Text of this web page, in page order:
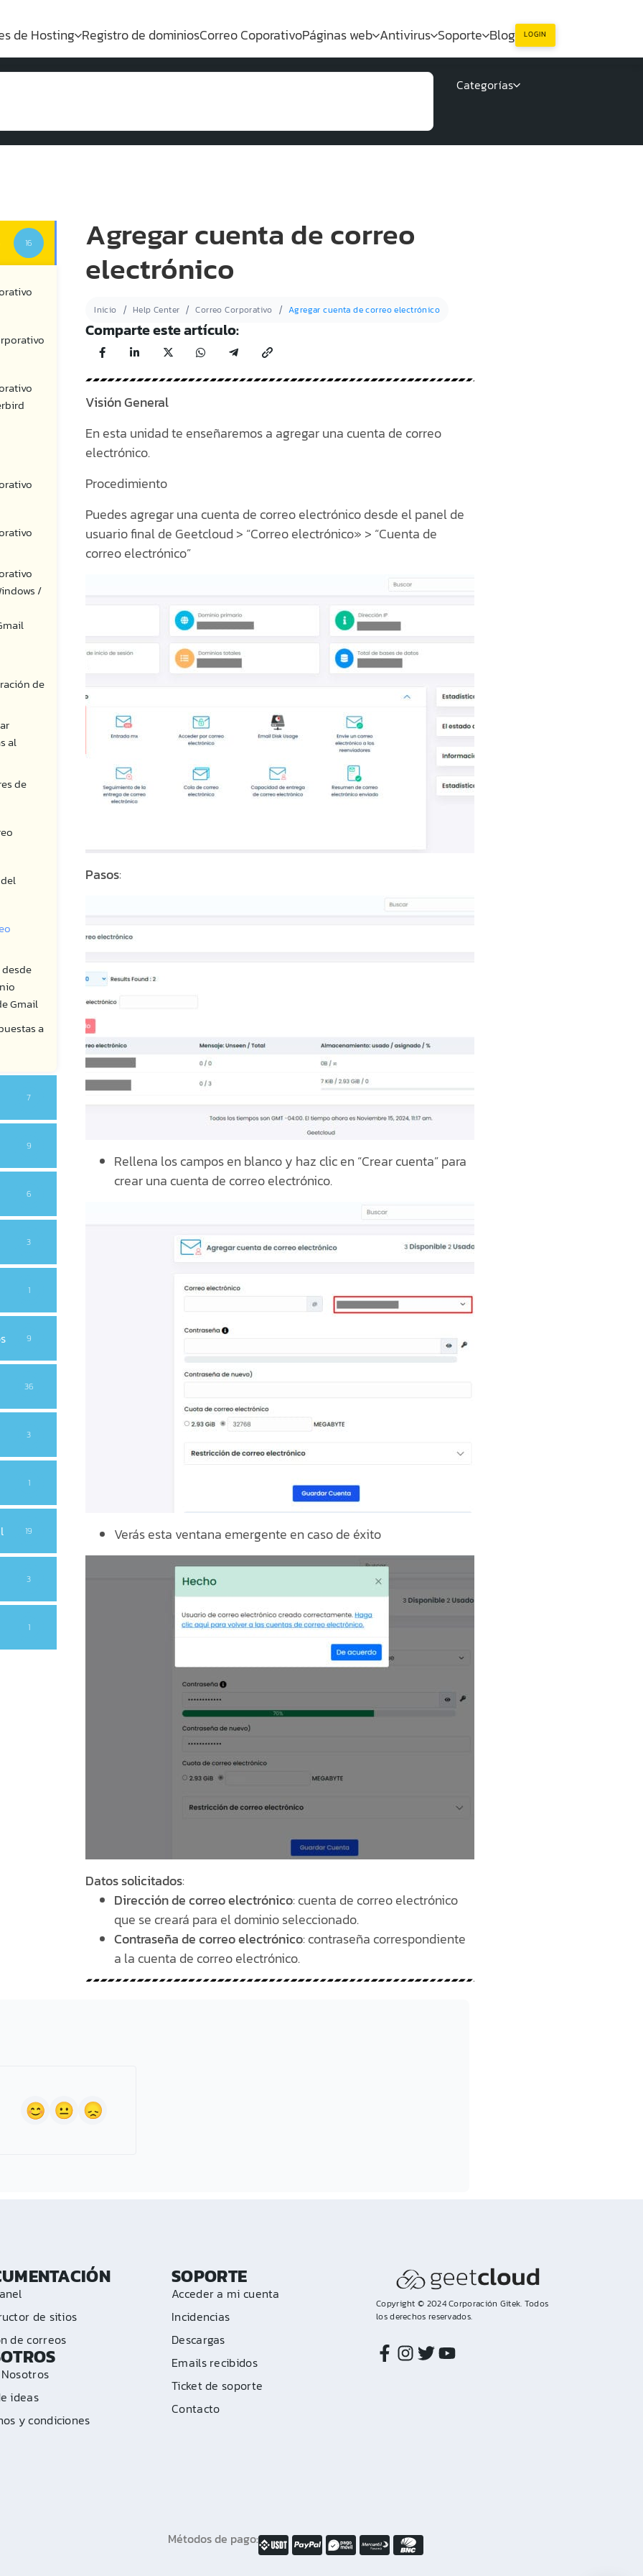
de Hosting Registro de dominiosCorreo CoporativoPáginas web Antivirus Soporte Blog LOGIN
Categorías
16
/
de
al
de
Gmail
a
7
9
6
3
1
9
36
3
1
19
3
1
Agregar cuenta de correo
electrónico
Inicio Help Center Correo Corporativo Agregar cuenta de correo electrónico
Comparte este artículo:
Visión General
En esta unidad te enseñaremos a agregar una cuenta de correo
electrónico.
Procedimiento
Puedes agregar una cuenta de correo electrónico desde el panel de
usuario final de Geetcloud > “Correo electrónico» > “Cuenta de
correo electrónico”
Pasos:
Rellena los campos en blanco y haz clic en “Crear cuenta” para
crear una cuenta de correo electrónico.
Verás esta ventana emergente en caso de éxito
Datos solicitados:
Dirección de correo electrónico: cuenta de correo electrónico
que se creará para el dominio seleccionado.
Contraseña de correo electrónico: contraseña correspondiente
a la cuenta de correo electrónico.
de sitios
de correos
ideas
y condiciones
SOPORTE
Acceder a mi cuenta
Incidencias
Descargas
Emails recibidos
Ticket de soporte
Contacto
Copyright © 2024 Corporación Gitek. Todos
los derechos reservados.
Métodos de pago: